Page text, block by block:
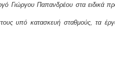
Παπανδρέου στα ειδικά
υπό κατασκευή σταθμούς, τα